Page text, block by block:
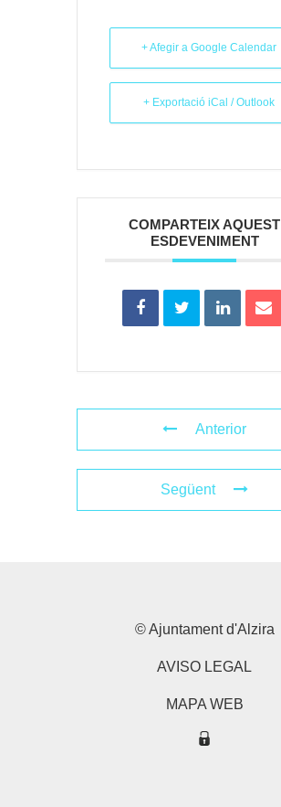
+ Afegir a Google Calendar
+ Exportació iCal / Outlook
COMPARTEIX AQUEST
ESDEVENIMENT
Anterior
Següent
© Ajuntament d'Alzira
AVISO LEGAL
MAPA WEB